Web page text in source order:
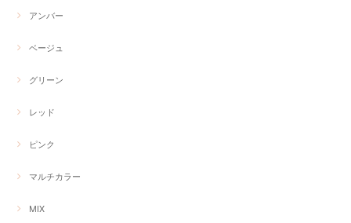
アンバー
ベージュ
グリーン
レッド
ピンク
マルチカラー
MIX